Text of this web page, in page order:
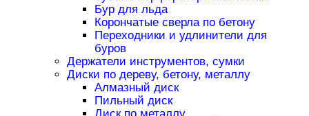
Бур для льда
Корончатые сверла по бетону
Переходники и удлинители для
буров
Держатели инструментов, сумки
Диски по дереву, бетону, металлу
Алмазный диск
Пильный диск